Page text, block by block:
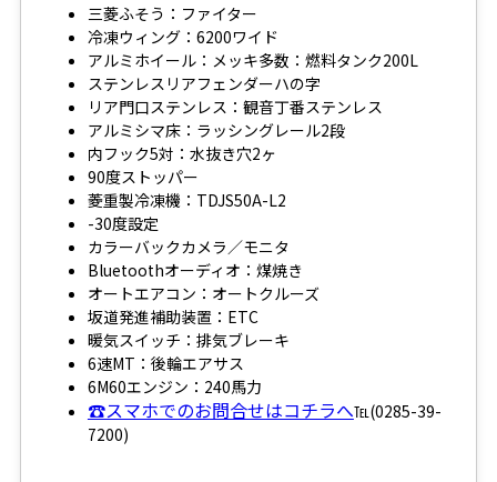
三菱ふそう：ファイター
冷凍ウィング：6200ワイド
アルミホイール：メッキ多数：燃料タンク200L
ステンレスリアフェンダーハの字
リア門口ステンレス：観音丁番ステンレス
アルミシマ床：ラッシングレール2段
内フック5対：水抜き穴2ヶ
90度ストッパー
菱重製冷凍機：TDJS50A-L2
-30度設定
カラーバックカメラ／モニタ
Bluetoothオーディオ：煤焼き
オートエアコン：オートクルーズ
坂道発進補助装置：ETC
暖気スイッチ：排気ブレーキ
6速MT：後輪エアサス
6M60エンジン：240馬力
☎スマホでのお問合せはコチラへ℡(0285-39-
7200)